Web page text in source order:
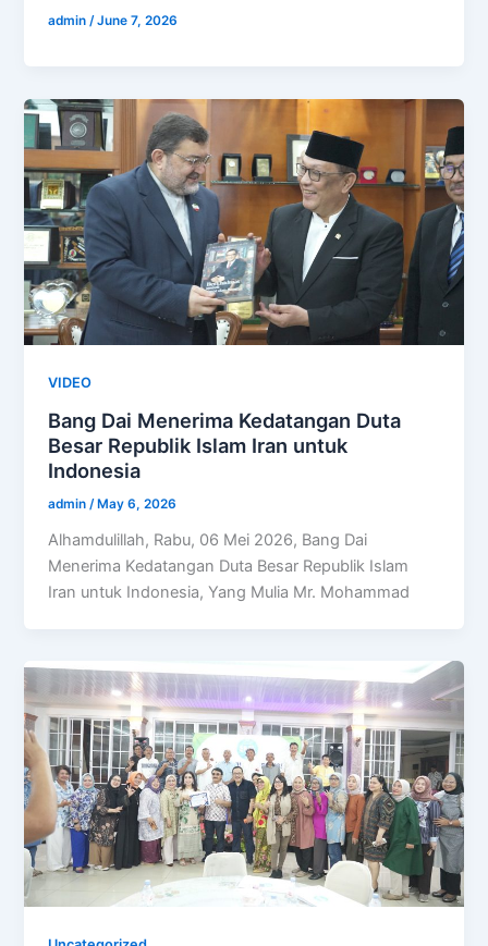
admin /June 7, 2026
VIDEO
Bang Dai Menerima Kedatangan Duta
Besar Republik Islam Iran untuk
Indonesia
admin/May 6, 2026
Alhamdulillah, Rabu, 06 Mei 2026, Bang Dai
Menerima Kedatangan Duta Besar Republik Islam
Iran untuk Indonesia, Yang Mulia Mr. Mohammad